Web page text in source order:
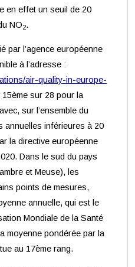
en effet un seuil de 20
NO2.
par l’agence européenne
à l’adresse :
air-quality-in-europe-
sur 28 pour la
avec, sur l’ensemble du
annuelles inférieures à 20
la directive européenne
Dans le sud du pays
et Meuse), les
points de mesures,
annuelle, qui est le
Mondiale de la Santé
moyenne pondérée par la
au 17ème rang.